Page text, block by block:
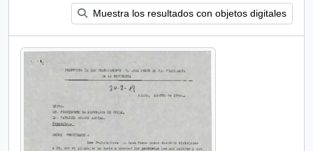
Muestra los resultados con objetos digitales